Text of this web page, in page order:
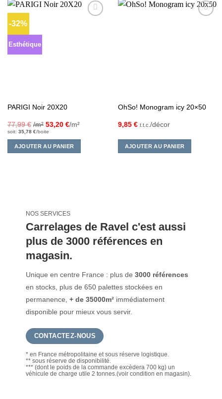
-32%
Esthétique
PARIGI Noir 20X20
77,99€ /m² 53,20 €/m²
soit: 35,78 €/boite
AJOUTER AU PANIER
OhSo! Monogram icy 20×50
9,85 € t.t.c. /décor
AJOUTER AU PANIER
NOS SERVICES
Carrelages de Ravel c'est aussi
plus de 3000 références en
magasin.
Unique en centre France : plus de3000 références
en stocks, plus de 650 palettes stockées en
permanence,+ de 35000m² immédiatement
disponible pour mieux vous servir.
CONTACTEZ-NOUS
* en France métropolitaine et sous réserve logistique.
** sous réserve de disponibilité.
*** (dont le poids de la commande excèdera 700 kg) un
véhicule de charge utile 2 tonnes.(voir condition en magasin).